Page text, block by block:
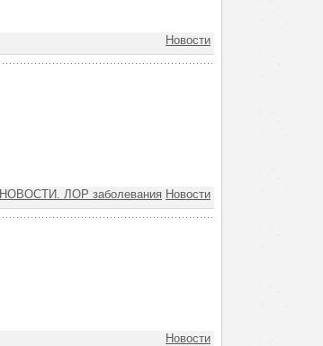
Новости
НОВОСТИ. ЛОР заболевания Новости
Новости